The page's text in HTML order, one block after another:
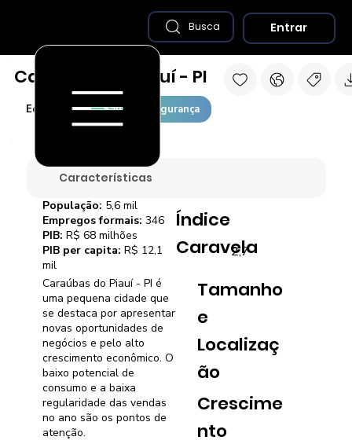
Características
Caraúbas do Piauí - PI é
uma pequena cidade que
se destaca por apresentar
novas oportunidades de
negócios e pelo alto
crescimento econômico. O
baixo potencial de
consumo e a baixa
regularidade das vendas
no ano são os pontos de
atenção.
Índice
Caravela
2,7
Tamanho
e
Localizaç
ão
Crescime
nto
População: 5,6 mil
Empregos formais: 346
PIB: R$ 68 milhões
PIB per capita: R$ 12,1
mil
Economia Saúde e Segurança
Caraúbas do Piauí - PI
Busca Entrar